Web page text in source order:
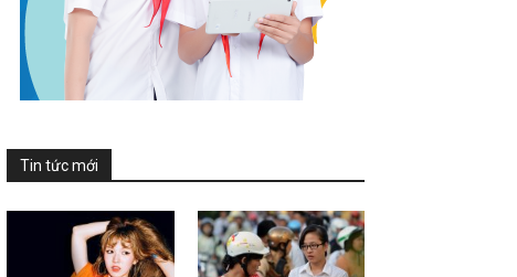
Tin tức mới